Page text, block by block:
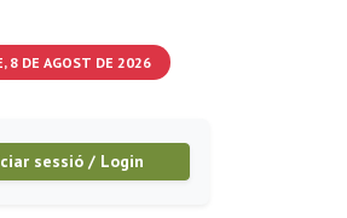
8 DE AGOST DE 2026
sessió / Login